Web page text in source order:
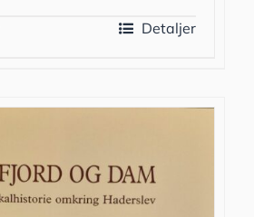
Detaljer